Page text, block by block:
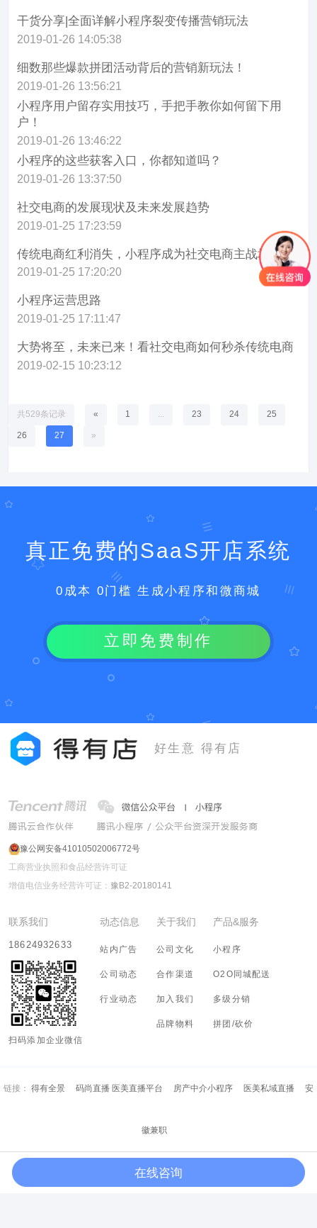
干货分享|全面详解小程序裂变传播营销玩法
2019-01-26 14:05:38
细数那些爆款拼团活动背后的营销新玩法！
2019-01-26 13:56:21
小程序用户留存实用技巧，手把手教你如何留下用
户！
2019-01-26 13:46:22
小程序的这些获客入口，你都知道吗？
2019-01-26 13:37:50
社交电商的发展现状及未来发展趋势
2019-01-25 17:23:59
传统电商红利消失，小程序成为社交电商主战场
2019-01-25 17:20:20
小程序运营思路
2019-01-25 17:11:47
大势将至，未来已来！看社交电商如何秒杀传统电商
2019-02-15 10:23:12
共529条记录 « 1 ... 23 24 25
26 27 »
真正免费的SaaS开店系统
0成本 0门槛 生成小程序和微商城
立即免费制作
好生意 得有店
豫公网安备41010502006772号
工商营业执照和食品经营许可证
增值电信业务经营许可证： 豫B2-20180141
联系我们
18624932633
扫码添加企业微信
动态信息
站内广告
公司动态
行业动态
关于我们
公司文化
合作渠道
加入我们
品牌物料
产品&服务
小程序
O2O同城配送
多级分销
拼团/砍价
链接： 得有全景 码尚直播 医美直播平台 房产中介小程序 医美私域直播 安
徽兼职
Copyright (c) 2018-2028 河南有态度信息科技有限公司 All Rights Resreved.
在线咨询